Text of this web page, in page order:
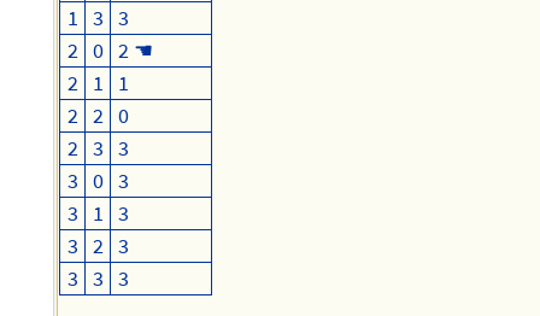
1 3 3
2 0 2 ☚
2
1
1
2 2 0
2 3 3
3 0 3
3
1 3
3 2 3
3 3 3